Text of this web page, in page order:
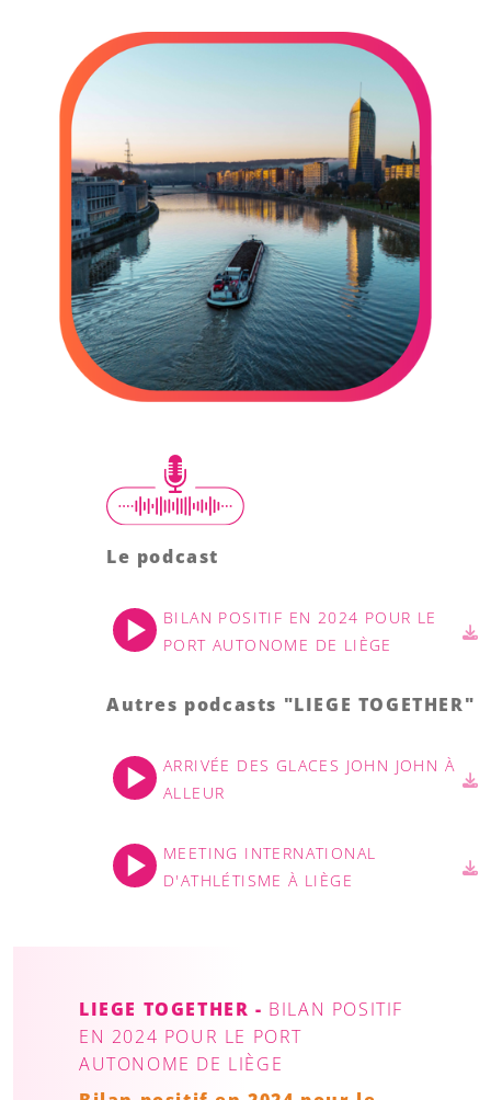
Le podcast
BILAN POSITIF EN 2024 POUR LE
PORT AUTONOME DE LIÈGE
Autres podcasts "LIEGE TOGETHER"
ARRIVÉE DES GLACES JOHN JOHN À
ALLEUR
MEETING INTERNATIONAL
D'ATHLÉTISME À LIÈGE
LIEGE TOGETHER - BILAN POSITIF
EN 2024 POUR LE PORT
AUTONOME DE LIÈGE